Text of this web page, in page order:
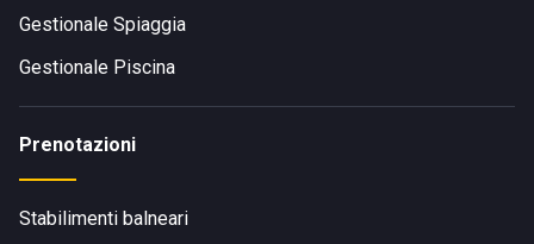
Gestionale Spiaggia
Gestionale Piscina
Prenotazioni
Stabilimenti balneari